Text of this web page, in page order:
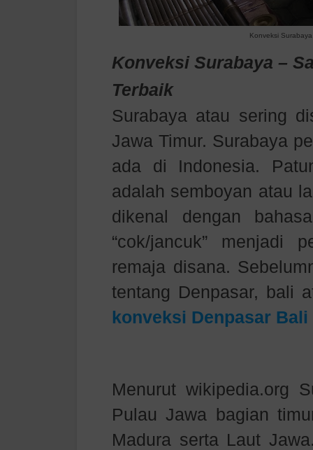
Konveksi
Konveksi Surabaya –
Terbaik
Surabaya atau sering
Jawa Timur. Surabaya
ada di Indonesia.
adalah semboyan atau
dikenal dengan
“cok/jancuk” menjadi
remaja disana.
tentang Denpasar, bali
konveksi Denpasar Bali
Menurut wikipedia.org
Pulau Jawa bagian
Madura serta Laut